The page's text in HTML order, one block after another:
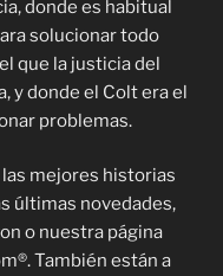
donde es habitual
solucionar todo
que la justicia del
y donde el Colt era el
problemas.
mejores historias
últimas novedades,
o nuestra página
También están a